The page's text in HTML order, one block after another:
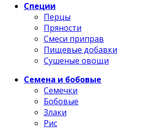
Специи
Перцы
Пряности
Смеси приправ
Пищевые добавки
Сушеные овощи
Семена и бобовые
Семечки
Бобовые
Злаки
Рис